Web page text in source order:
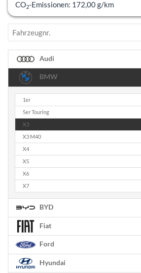
CO2-Emissionen: 172,00 g/km
Fahrzeugnr.
Audi
BMW
1er
5er Touring
X3
X3 M40
X4
X5
X6
X7
BYD
Fiat
Ford
Hyundai